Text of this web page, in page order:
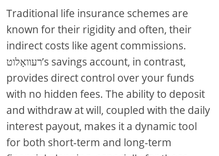
Traditional life insurance schemes are
known for their rigidity and often, their
indirect costs like agent commissions.
רעוואָלוט’s savings account, in contrast,
provides direct control over your funds
with no hidden fees. The ability to deposit
and withdraw at will, coupled with the daily
interest payout, makes it a dynamic tool
for both short-term and long-term